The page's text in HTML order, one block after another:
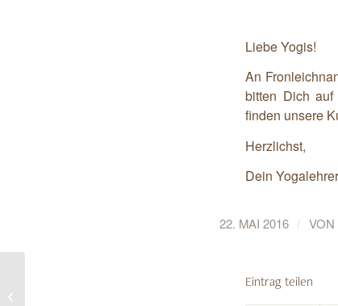
Liebe Yogis!
An
bitten Dich auf
finden unsere
Herzlichst,
Dein
22. MAI 2016 / VON
Eintrag teilen